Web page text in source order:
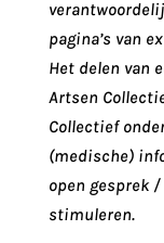
pagina’s van
Het delen van
Artsen
Collectief
(medische)
open gesprek
stimuleren.